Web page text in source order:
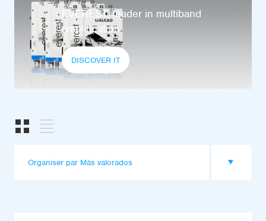
EVEREST, leader in multiband
amplification
DISCOVER IT
Organiser par Más valorados